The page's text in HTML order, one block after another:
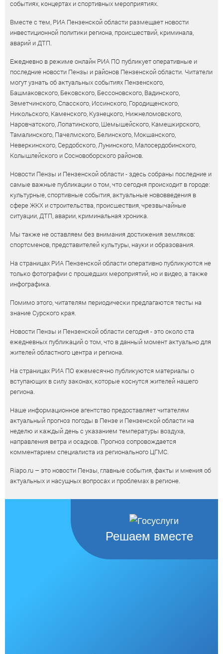
событиях, концертах и спортивных мероприятиях.
Вместе с тем, РИА Пензенской области размещает новости
инвестиционной политики региона, происшествий, криминала,
аварий и ДТП.
Ежедневно в режиме онлайн РИА ПО публикует оперативные и
последние новости Пензы и районов Пензенской области. Читатели
могут узнать об актуальных событиях Пензенского,
Башмаковского, Бековского, Бессоновского, Вадинского,
Земетчинского, Спасского, Иссинского, Городищенского,
Никольского, Каменского, Кузнецкого, Нижнеломовского,
Наровчатского, Лопатинского, Шемышейского, Камешкирского,
Тамалинского, Пачелмского, Белинского, Мокшанского,
Неверкинского, Сердобского, Лунинского, Малосердобинского,
Колышлейского и Сосновоборского районов.
Новости Пензы и Пензенской области - здесь собраны последние и
самые важные публикации о том, что сегодня происходит в городе:
культурные, спортивные события, актуальные нововведения в
сфере ЖКХ и строительства, происшествия, чрезвычайные
ситуации, ДТП, аварии, криминальная хроника.
Мы также не оставляем без внимания достижения земляков:
спортсменов, представителей культуры, науки и образования.
На страницах РИА Пензенской области оперативно публикуются не
только фотографии с прошедших мероприятий, но и видео, а также
инфографика.
Помимо этого, читателям периодически предлагаются тесты на
знание Сурского края.
Новости Пензы и Пензенской области сегодня - это около ста
ежедневных публикаций о том, что в данный момент актуально для
жителей областного центра и региона.
На страницах РИА ПО ежемесячно публикуются материалы о
вступающих в силу законах, которые коснутся жителей нашего
региона.
Наше информационное агентство предоставляет читателям
актуальный прогноз погоды в Пензе и Пензенской области на
неделю и каждый день с указанием температуры воздуха,
направления ветра и осадков. Прогноз сопровождается
комментарием специалиста из регионального ЦГМС.
Riapo.ru – это новости Пензы, главные события, факты и мнения об
актуальных и насущных вопросах и проблемах в регионе.
Решаем вместе